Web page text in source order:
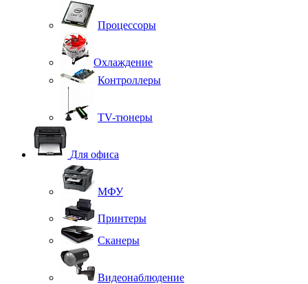
Процессоры
Охлаждение
Контроллеры
TV-тюнеры
Для офиса
МФУ
Принтеры
Сканеры
Видеонаблюдение